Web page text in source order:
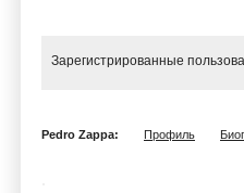
Зарегистрированные
Pedro Zappa: Профиль